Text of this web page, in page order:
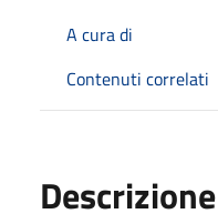
A cura di
Contenuti correlati
Descrizione